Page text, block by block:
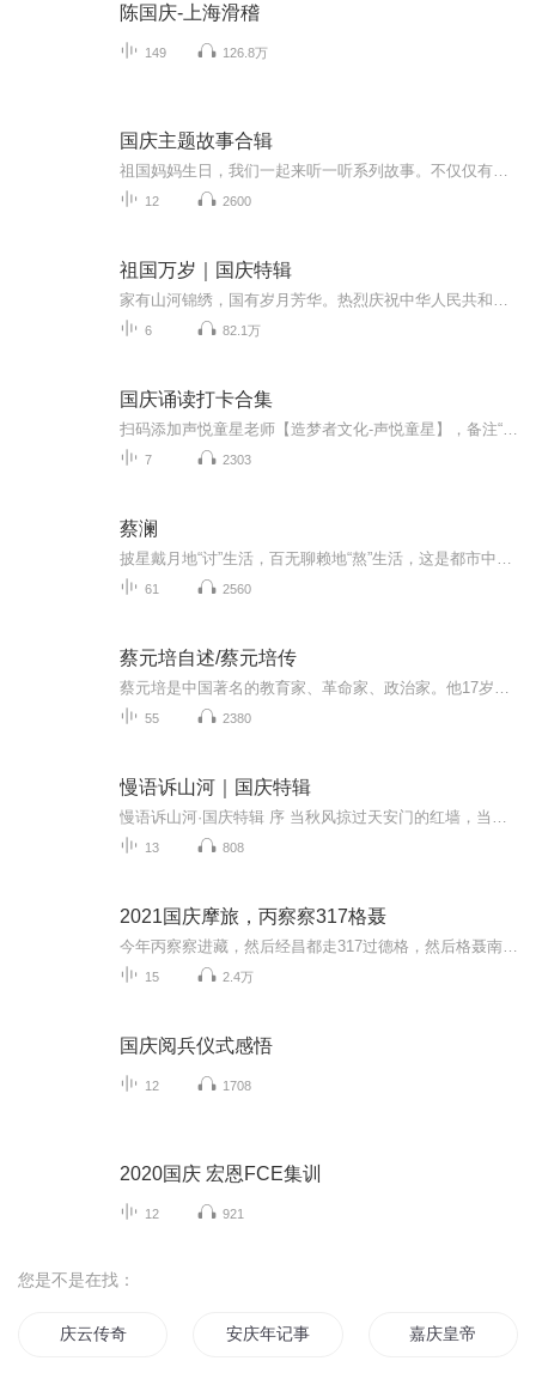
陈国庆-上海滑稽
149 126.8万
国庆主题故事合辑
12 2600
祖国万岁｜国庆特辑
6 82.1万
国庆诵读打卡合集
7 2303
蔡澜
61 2560
蔡元培自述/蔡元培传
55 2380
慢语诉山河｜国庆特辑
13 808
2021国庆摩旅，丙察察317格聂
15 2.4万
国庆阅兵仪式感悟
12 1708
2020国庆 宏恩FCE集训
12 921
您是不是在找：
庆云传奇 安庆年记事 嘉庆皇帝